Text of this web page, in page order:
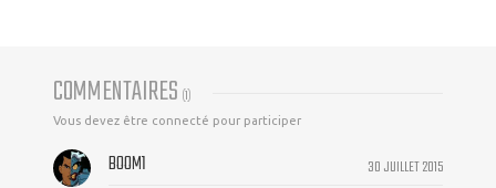
COMMENTAIRES (1)
Vous devez être connecté pour participer
30 JUILLET 2015
BOOM1